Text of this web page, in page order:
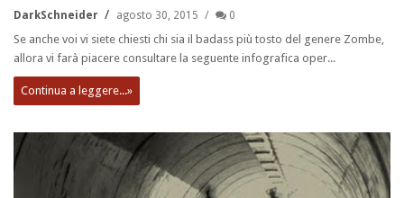
DarkSchneider agosto 30, 2015 0
Se anche voi vi siete chiesti chi sia il badass più tosto del genere Zombe,
allora vi farà piacere consultare la seguente infografica oper...
Continua a leggere...»